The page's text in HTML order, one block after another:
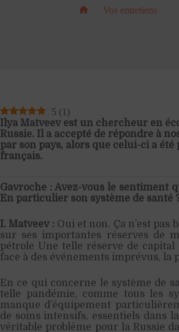
Vos entretiens
5 ( 1 )
Ilya Matveev est un chercheur en
Russie. Il a accepté de répondre à
par son pays, alors que celui-ci a
français.
Gavroche : Avez-vous le sentiment
En particulier son système de santé
I. Matveev : Oui et non. Ça n’est pas
sur ses importantes réserves de
pétrole Une telle réserve de
face à des événements imprévus, la
En ce qui concerne le système de
telle pandémie, comme tous les
manque d’équipement
de soins intensifs, essentiels dans
véritable problème pour la Russie